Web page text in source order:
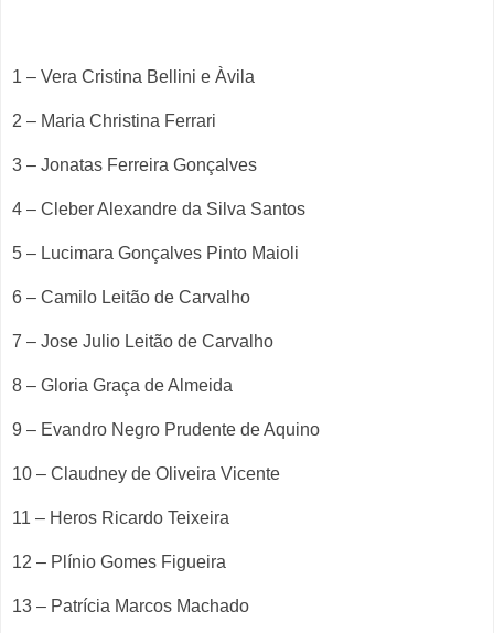
1 – Vera Cristina Bellini e Àvila
2 – Maria Christina Ferrari
3 – Jonatas Ferreira Gonçalves
4 – Cleber Alexandre da Silva Santos
5 – Lucimara Gonçalves Pinto Maioli
6 – Camilo Leitão de Carvalho
7 – Jose Julio Leitão de Carvalho
8 – Gloria Graça de Almeida
9 – Evandro Negro Prudente de Aquino
10 – Claudney de Oliveira Vicente
11 – Heros Ricardo Teixeira
12 – Plínio Gomes Figueira
13 – Patrícia Marcos Machado